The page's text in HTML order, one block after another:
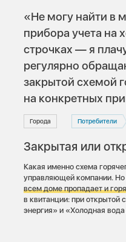
«Не могу найти в
прибора учета на
строчках — я
регулярно
закрытой схемой
на конкретных
Города Потребители
Закрытая или
Какая именно схема
управляющей компании.
всем доме пропадает и
в квитанции: при открытой
энергия» и «Холодная